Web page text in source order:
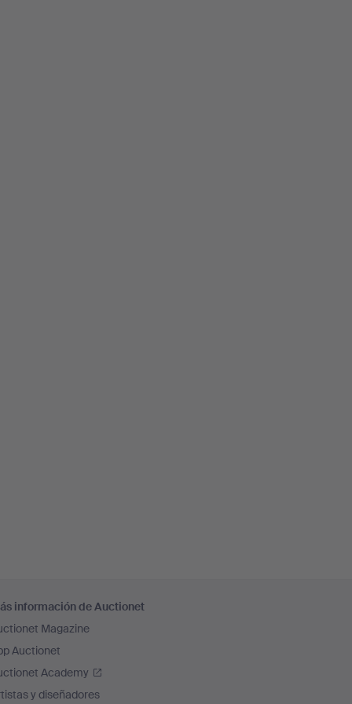
información de Auctionet
Magazine
Auctionet
Academy
y diseñadores